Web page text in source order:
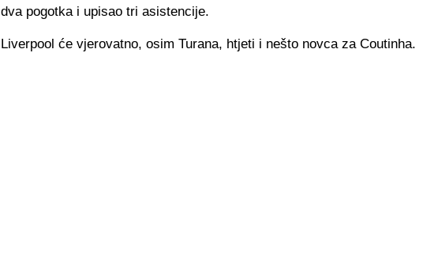
dva pogotka i upisao tri asistencije.
Liverpool će vjerovatno, osim Turana, htjeti i nešto novca za Coutinha.